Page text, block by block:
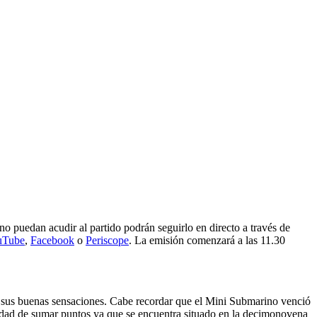
puedan acudir al partido podrán seguirlo en directo a través de
, Facebook o Periscope. La emisión comenzará a las 11.30
buenas sensaciones. Cabe recordar que el Mini Submarino venció
de sumar puntos ya que se encuentra situado en la decimonovena